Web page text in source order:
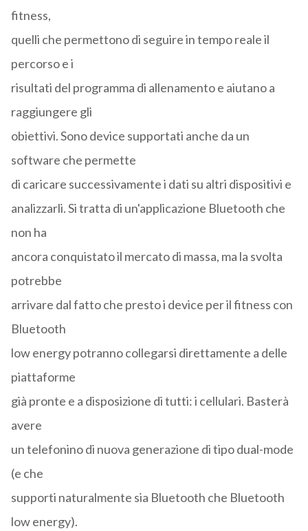
fitness,
quelli che permettono di seguire in tempo reale il
percorso e i
risultati del programma di allenamento e aiutano a
raggiungere gli
obiettivi. Sono device supportati anche da un
software che permette
di caricare successivamente i dati su altri dispositivi e
analizzarli. Si tratta di un'applicazione Bluetooth che
non ha
ancora conquistato il mercato di massa, ma la svolta
potrebbe
arrivare dal fatto che presto i device per il fitness con
Bluetooth
low energy potranno collegarsi direttamente a delle
piattaforme
già pronte e a disposizione di tutti: i cellulari. Basterà
avere
un telefonino di nuova generazione di tipo dual-mode
(e che
supporti naturalmente sia Bluetooth che Bluetooth
low energy).